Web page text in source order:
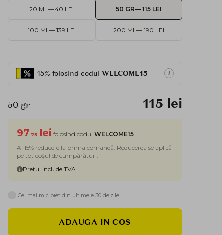
20 ML — 40 LEI 50 GR— 115 LEI
100 ML — 139 LEI 200 ML — 190 LEI
-15% folosind codul WELCOME15 i
50 gr 115 lei
97 .75 lei folosind codul WELCOME15
Ai 15% reducere la prima comandă. Reducerea se aplică
pe tot coșul de cumpărături.
Pretul include TVA
Cel mai mic pret din ultimele 30 de zile
ADAUGA IN COS